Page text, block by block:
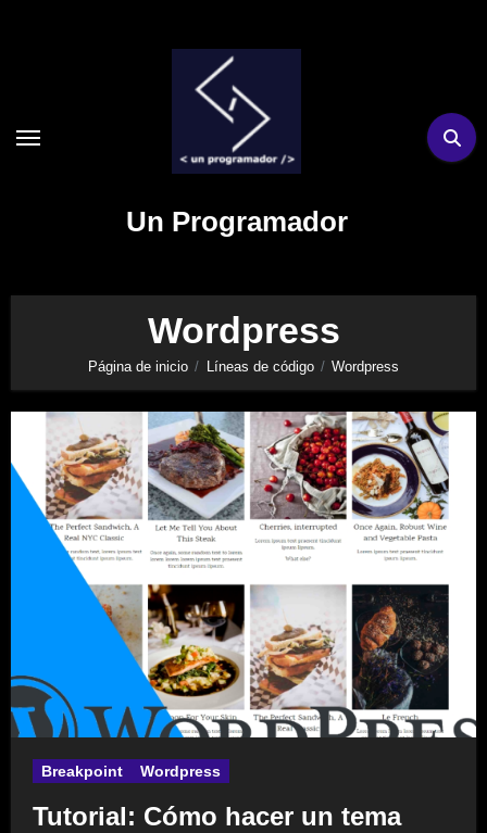
Un Programador
Wordpress
Página de inicio Líneas de código Wordpress
Breakpoint Wordpress
Tutorial: Cómo hacer un tema